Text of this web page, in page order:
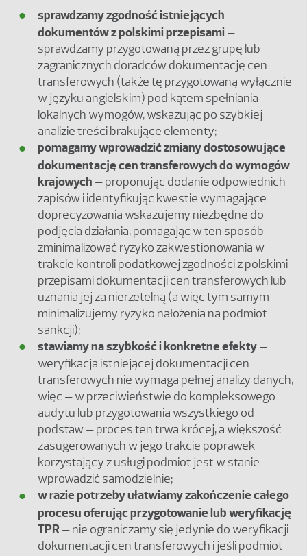
sprawdzamy zgodność istniejących
dokumentów z polskimi przepisami –
sprawdzamy przygotowaną przez grupę lub
zagranicznych doradców dokumentację cen
transferowych (także tę przygotowaną wyłącznie
w języku angielskim) pod kątem spełniania
lokalnych wymogów, wskazując po szybkiej
analizie treści brakujące elementy;
pomagamy wprowadzić zmiany dostosowujące
dokumentację cen transferowych do wymogów
krajowych – proponując dodanie odpowiednich
zapisów i identyfikując kwestie wymagające
doprecyzowania wskazujemy niezbędne do
podjęcia działania, pomagając w ten sposób
zminimalizować ryzyko zakwestionowania w
trakcie kontroli podatkowej zgodności z polskimi
przepisami dokumentacji cen transferowych lub
uznania jej za nierzetelną (a więc tym samym
minimalizujemy ryzyko nałożenia na podmiot
sankcji);
stawiamy na szybkość i konkretne efekty–
weryfikacja istniejącej dokumentacji cen
transferowych nie wymaga pełnej analizy danych,
więc – w przeciwieństwie do kompleksowego
audytu lub przygotowania wszystkiego od
podstaw – proces ten trwa krócej, a większość
zasugerowanych w jego trakcie poprawek
korzystający z usługi podmiot jest w stanie
wprowadzić samodzielnie;
w razie potrzeby ułatwiamy zakończenie całego
procesu oferując przygotowanie lub weryfikację
TPR– nie ograniczamy się jedynie do weryfikacji
dokumentacji cen transferowych i jeśli podmiot